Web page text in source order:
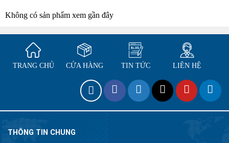
Không có sản phẩm xem gần đây
TRANG CHỦ CỬA HÀNG TIN TỨC LIÊN HỆ
THÔNG TIN CHUNG